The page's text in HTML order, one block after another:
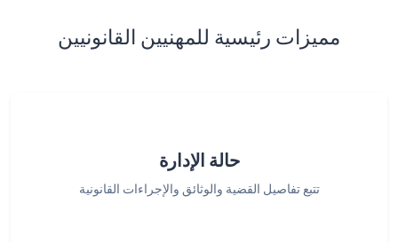
مميزات رئيسية للمهنيين القانونيين
حالة الإدارة
تتبع تفاصيل القضية والوثائق والإجراءات القانونية